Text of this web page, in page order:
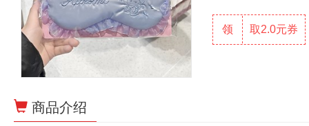
领 取2.0元券
商品介绍